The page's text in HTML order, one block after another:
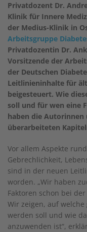
Privatdozent Dr.
Klinik für Innere
der Medius-Klinik in
Arbeitsgruppe
Privatdozentin Dr.
Vorsitzende der
der Deutschen
Leitlinieninhalte für
beigesteuert. Wie
soll und für wen eine
haben die Autorinnen
überarbeiteten
Vor allem Aspekte
Gebrechlichkeit,
sind in der neuen
worden. „Wir haben
Faktoren schon bei
Wir zeigen, auf
werden soll und wie
anzuwenden ist“,